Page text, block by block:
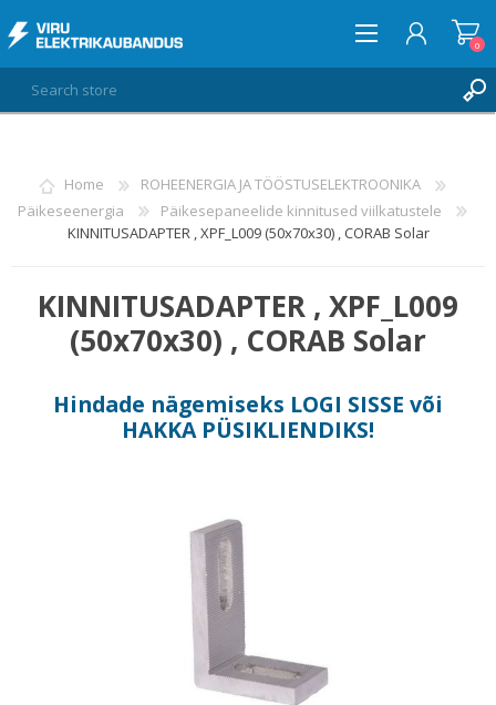
LOG IN
WISHLIST 0
0
Home
ROHEENERGIA JA TÖÖSTUSELEKTROONIKA
Päikeseenergia
Päikesepaneelide kinnitused viilkatustele
KINNITUSADAPTER , XPF_L009 (50x70x30) , CORAB Solar
KINNITUSADAPTER , XPF_L009
(50x70x30) , CORAB Solar
Hindade nägemiseks LOGI SISSE või
HAKKA PÜSIKLIENDIKS!